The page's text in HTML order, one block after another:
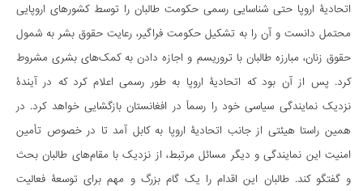
اتحادیۀ اروپا حتی شناسایی رسمی حکومت طالبان را توسط کشورهای اروپایی
محتمل دانست و آن را به تشکیل حکومت فراگیر، رعایت حقوق بشر به شمول
حقوق زنان، مبارزه طالبان با تروریسم و اجازه دادن به کمک‌های بشری مشروط
کرد. پس از آن بود که اتحادیۀ اروپا به طور رسمی اعلام کرد که در آیندۀ
نزدیک نمایندگی سیاسی خود را رسماً در افغانستان بازگشایی خواهد کرد. در
همین راستا هیئتی از جانب اتحادیۀ اروپا به کابل آمد تا در خصوص تأمین
امنیت این نمایندگی و دیگر مسائل مرتبط، از نزدیک با مقام‌های طالبان بحث
و گفتگو کند. طالبان این اقدام را یک گام بزرگ و مهم برای توسعۀ فعالیت